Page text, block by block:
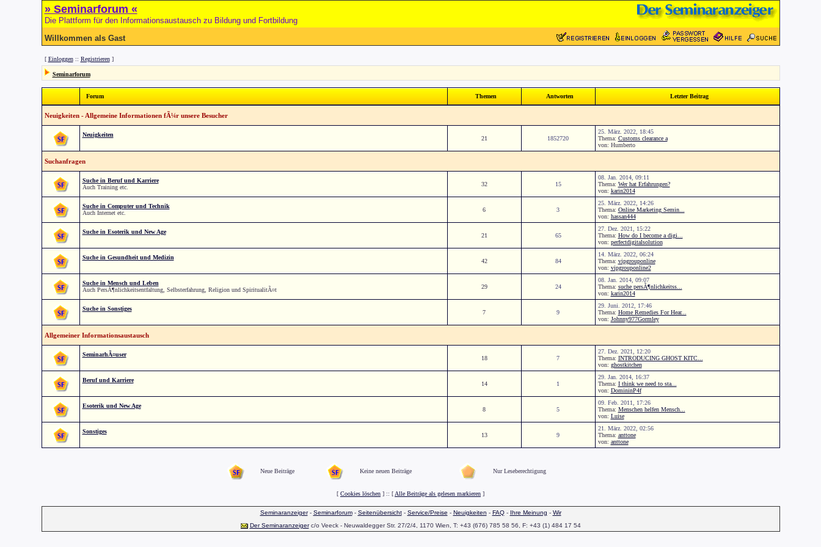
» Seminarforum «
Die Plattform für den Informationsaustausch zu Bildung und Fortbildung
Willkommen als Gast
[ Einloggen:: Registrieren]
Seminarforum
Forum Themen Antworten Letzter Beitrag
Neuigkeiten - Allgemeine Informationen fÃ¼r unsere Besucher
Neuigkeiten
21 1852720
25. März. 2022, 18:45
Thema: Customs clearance a
von: Humberto
Suchanfragen
Suche in Beruf und Karriere
Auch Training etc.
32 15
08. Jan. 2014, 09:11
Thema: Wer hat Erfahrungen?
von: karin2014
Suche in Computer und Technik
Auch Internet etc.
6 3
25. März. 2022, 14:26
Thema: Online Marketing Semin...
von: hassan444
Suche in Esoterik und New Age
21 65
27. Dez. 2021, 15:22
Thema: How do I become a digi...
von: perfectdigitalsolution
Suche in Gesundheit und Medizin
42 84
14. März. 2022, 06:24
Thema: vipgrouponline
von: vipgrouponline2
Suche in Mensch und Leben
Auch PersÃ¶nlichkeitsentfaltung, Selbsterfahrung, Religion und SpiritualitÃ¤t
29 24
08. Jan. 2014, 09:07
Thema: suche persÃ¶nlichkeitss...
von: karin2014
Suche in Sonstiges
7 9
29. Juni. 2012, 17:46
Thema: Home Remedies For Hear...
von: Johnny977Gormley
Allgemeiner Informationsaustausch
SeminarhÃ¤user
18 7
27. Dez. 2021, 12:20
Thema: INTRODUCING GHOST KITC...
von: ghostkitchen
Beruf und Karriere
14 1
29. Jan. 2014, 16:37
Thema: I think we need to sta...
von: DomininP4f
Esoterik und New Age
8 5
09. Feb. 2011, 17:26
Thema: Menschen helfen Mensch...
von: Luise
Sonstiges
13 9
21. März. 2022, 02:56
Thema: anttone
von: anttone
Neue Beiträge Keine neuen Beiträge Nur Leseberechtigung
[ Cookies löschen ] :: [ Alle Beiträge als gelesen markieren ]
Seminaranzeiger- Seminarforum- Seitenübersicht- Service/Preise - Neuigkeiten - FAQ- Ihre Meinung - Wir
Der Seminaranzeigerc/o Veeck - Neuwaldegger Str. 27/2/4, 1170 Wien, T: +43 (676) 785 58 56, F: +43 (1) 484 17 54